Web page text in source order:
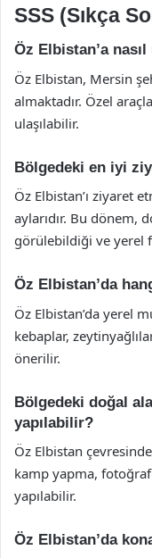
SSS (Sıkça
Öz Elbistan’a
Öz Elbistan, Mersin
almaktadır. Özel
ulaşılabilir.
Bölgedeki en iyi
Öz Elbistan’ı ziyaret
aylarıdır. Bu dönem,
görülebildiği ve yerel
Öz Elbistan’da
Öz Elbistan’da yerel
kebaplar,
önerilir.
Bölgedeki doğal
yapılabilir?
Öz Elbistan
kamp yapma,
yapılabilir.
Öz Elbistan’da